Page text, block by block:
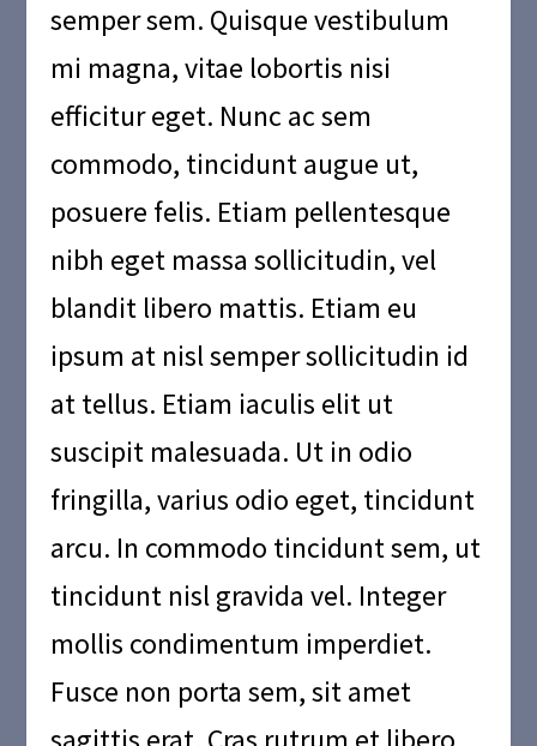
semper sem. Quisque vestibulum
mi magna, vitae lobortis nisi
efficitur eget. Nunc ac sem
commodo, tincidunt augue ut,
posuere felis. Etiam pellentesque
nibh eget massa sollicitudin, vel
blandit libero mattis. Etiam eu
ipsum at nisl semper sollicitudin id
at tellus. Etiam iaculis elit ut
suscipit malesuada. Ut in odio
fringilla, varius odio eget, tincidunt
arcu. In commodo tincidunt sem, ut
tincidunt nisl gravida vel. Integer
mollis condimentum imperdiet.
Fusce non porta sem, sit amet